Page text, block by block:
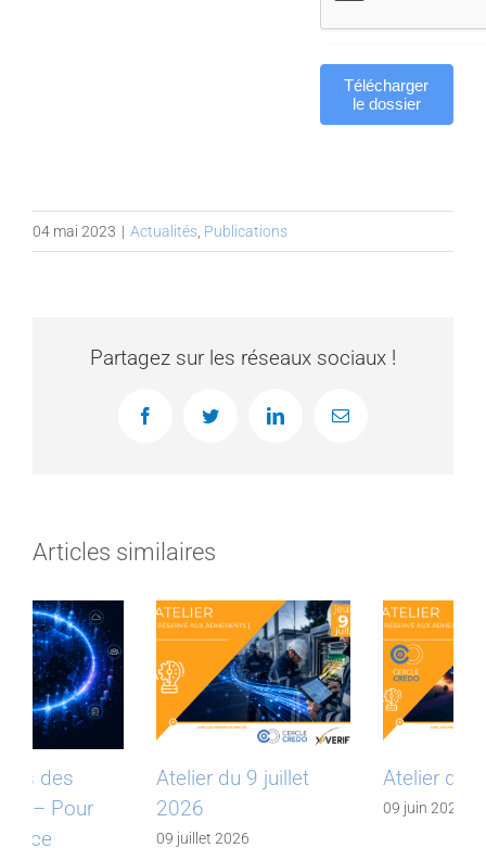
Télécharger
le dossier
04 mai 2023 | Actualités Publications
Partagez sur les réseaux sociaux !
FacebookTwitter LinkedInEmail
Articles similaires
Atelier du 9 juillet
2026
09 juillet 2026
Atelier du 9 juin 2026